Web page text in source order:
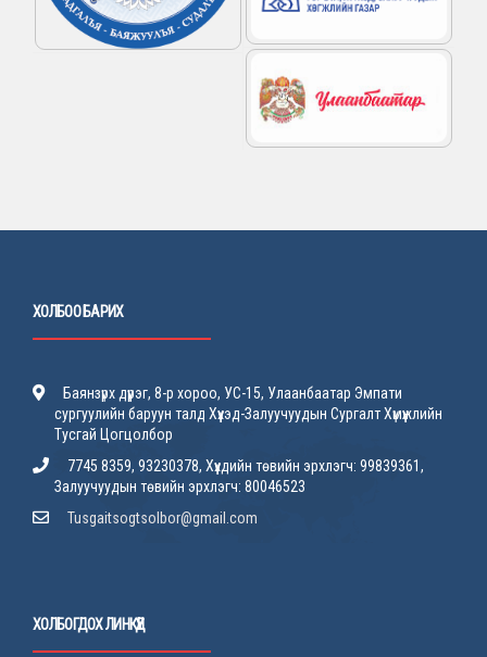
ХОЛБОО БАРИХ
Баянзүрх дүүрэг, 8-р хороо, УС-15, Улаанбаатар Эмпати
сургуулийн баруун талд Хүүхэд-Залуучуудын Сургалт Хүмүүжлийн
Тусгай Цогцолбор
7745 8359, 93230378, Хүүхдийн төвийн эрхлэгч: 99839361,
Залуучуудын төвийн эрхлэгч: 80046523
Tusgaitsogtsolbor@gmail.com
ХОЛБОГДОХ ЛИНКҮҮД